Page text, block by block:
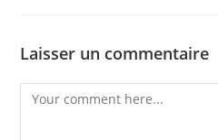
Laisser un commentaire